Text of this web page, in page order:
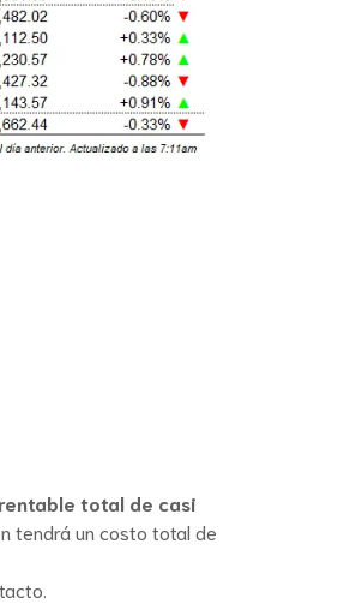
total de casi
tendrá un costo total de